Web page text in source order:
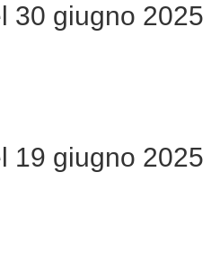
30 giugno 2025
19 giugno 2025